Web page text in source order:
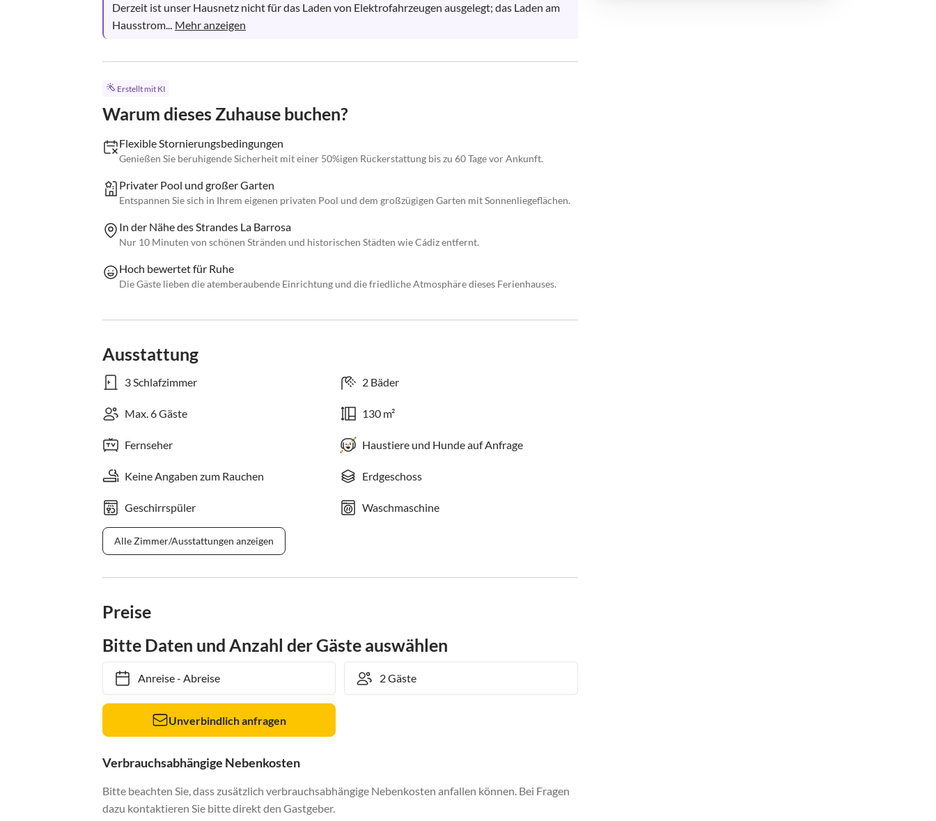
Derzeit ist unser Hausnetz nicht für das Laden von Elektrofahrzeugen ausgelegt; das Laden am
Hausstrom... Mehr anzeigen
Erstellt mit KI
Warum dieses Zuhause buchen?
Flexible Stornierungsbedingungen
Genießen Sie beruhigende Sicherheit mit einer 50%igen Rückerstattung bis zu 60 Tage vor Ankunft.
Privater Pool und großer Garten
Entspannen Sie sich in Ihrem eigenen privaten Pool und dem großzügigen Garten mit Sonnenliegeflächen.
In der Nähe des Strandes La Barrosa
Nur 10 Minuten von schönen Stränden und historischen Städten wie Cádiz entfernt.
Hoch bewertet für Ruhe
Die Gäste lieben die atemberaubende Einrichtung und die friedliche Atmosphäre dieses Ferienhauses.
Ausstattung
3 Schlafzimmer 2 Bäder
Max. 6 Gäste 130 m²
Fernseher Haustiere und Hunde auf Anfrage
Keine Angaben zum Rauchen Erdgeschoss
Geschirrspüler Waschmaschine
Alle Zimmer/Ausstattungen anzeigen
Preise
Bitte Daten und Anzahl der Gäste auswählen
Anreise- Abreise
Unverbindlich anfragen
Verbrauchsabhängige Nebenkosten
Bitte beachten Sie, dass zusätzlich verbrauchsabhängige Nebenkosten anfallen können. Bei Fragen
dazu kontaktieren Sie bitte direkt den Gastgeber.